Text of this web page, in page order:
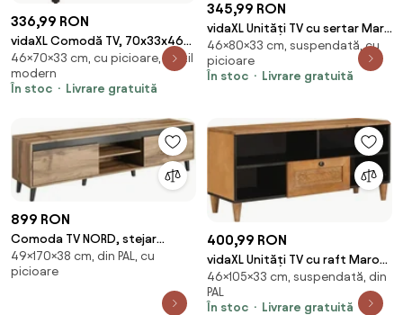
336,99 RON
vidaXL Comodă TV, 70x33x46
cm, lemn masiv de acacia
46×70×33 cm, cu picioare, în stil
modern
În stoc
Livrare gratuită
345,99 RON
vidaXL Unități TV cu sertar Maro
deschis 80 x 33 x 46 cm Lemn
compozit
46×80×33 cm, suspendată, cu
picioare
În stoc
Livrare gratuită
899 RON
Comoda TV NORD, stejar
wotan/gri antracit, PAL laminat,
170x38x49 cm
49×170×38 cm, din PAL, cu
picioare
400,99 RON
vidaXL Unități TV cu raft Maro
deschis 105 x 33 x 46 cm Lemn
compozit
46×105×33 cm, suspendată, din
PAL
În stoc
Livrare gratuită